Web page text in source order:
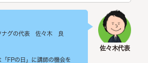
ナグの代表 佐々木 良
FPの日」に講師の機会を